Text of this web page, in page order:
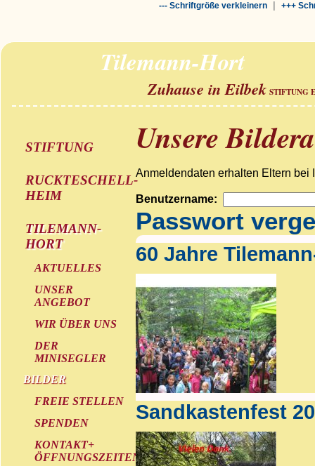
--- Schriftgröße verkleinern| +++
Tilemann-Hort
Zuhause in Eilbek STIFTUNG
STIFTUNG
RUCKTESCHELL-
HEIM
TILEMANN-
HORT
AKTUELLES
UNSER
ANGEBOT
WIR ÜBER UNS
DER
MINISEGLER
BILDER
FREIE STELLEN
SPENDEN
KONTAKT+
ÖFFNUNGSZEITEN
Unsere
Anmeldendaten erhalten Eltern bei
Benutzername:
Passwort
60 Jahre
Sandkastenfest